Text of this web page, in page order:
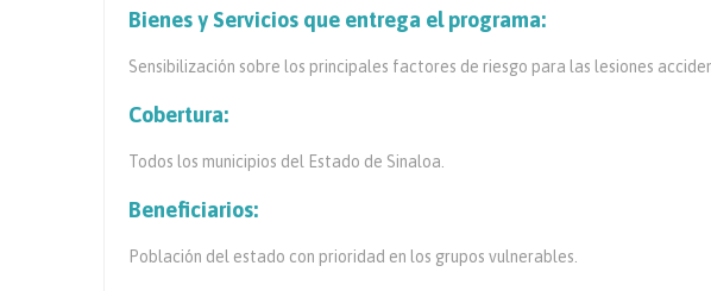
Bienes y Servicios que entrega el programa:
Sensibilización sobre los principales factores de riesgo para las lesiones
Cobertura:
Todos los municipios del Estado de Sinaloa.
Beneficiarios:
Población del estado con prioridad en los grupos vulnerables.